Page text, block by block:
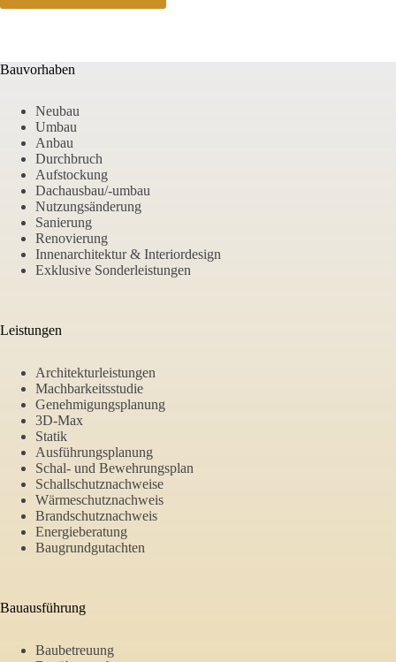
Bauvorhaben
Neubau
Umbau
Anbau
Durchbruch
Aufstockung
Dachausbau/-umbau
Nutzungsänderung
Sanierung
Renovierung
Innenarchitektur & Interiordesign
Exklusive Sonderleistungen
Leistungen
Architekturleistungen
Machbarkeitsstudie
Genehmigungsplanung
3D-Max
Statik
Ausführungsplanung
Schal- und Bewehrungsplan
Schallschutznachweise
Wärmeschutznachweis
Brandschutznachweis
Energieberatung
Baugrundgutachten
Bauausführung
Baubetreuung